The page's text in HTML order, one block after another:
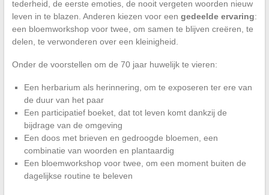
tederheid, de eerste emoties, de nooit vergeten woorden nieuw
leven in te blazen. Anderen kiezen voor een gedeelde ervaring:
een bloemworkshop voor twee, om samen te blijven creëren, te
delen, te verwonderen over een kleinigheid.
Onder de voorstellen om de 70 jaar huwelijk te vieren:
Een herbarium als herinnering, om te exposeren ter ere van
de duur van het paar
Een participatief boeket, dat tot leven komt dankzij de
bijdrage van de omgeving
Een doos met brieven en gedroogde bloemen, een
combinatie van woorden en plantaardig
Een bloemworkshop voor twee, om een moment buiten de
dagelijkse routine te beleven